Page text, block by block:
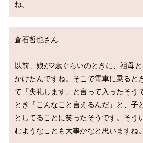
倉石哲也さん
以前、娘が2歳ぐらいのときに、祖母と
かけたんですね。そこで電車に乗ると
て「失礼します」と言って入ったそう
とき「こんなこと言えるんだ」と、子
としてることに笑ったそうです。そう